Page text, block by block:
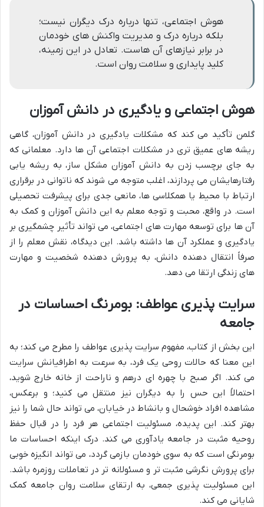
هوش اجتماعی، تنها درباره درک دیگران نیست؛
بلکه درباره درک و مدیریت واکنش های خودمان
در برابر نیازهای آن هاست. تعادل در این زمینه،
کلید پایداری و سلامت روان است.
هوش اجتماعی و یادگیری در دانش آموزان
گلمن تأکید می کند که مشکلات یادگیری در دانش آموزان، گاهی
ریشه های عمیق تری در مشکلات اجتماعی آن ها دارد. معلمانی که
به جای برچسب زدن به دانش آموزان مشکل ساز، به ریشه یابی
رفتارهایشان می پردازند، اغلب متوجه می شوند که ناتوانی در برقراری
ارتباط با محیط یا همکلاسی ها، مانعی جدی برای پیشرفت تحصیلی
است. در واقع، محبت و توجه معلم به این دانش آموزان و کمک به
آن ها برای توسعه مهارت های اجتماعی، می تواند تأثیر چشمگیری بر
یادگیری و عملکرد آن ها داشته باشد. این دیدگاه، نقش معلم را از
صرفاً انتقال دهنده دانش، به پرورش دهنده شخصیت و مهارت
های زندگی ارتقا می دهد.
سرایت پذیری عواطف: بومرنگ احساسات در
جامعه
این بخش از کتاب، مفهوم سرایت پذیری عواطف را مطرح می کند؛ به
این معنا که حالات روحی یک فرد، به سرعت به اطرافیانش سرایت
می کند. اگر صبح با چهره ای درهم و ناراحت از خانه خارج شوید،
احتمالاً این حس را به دیگران نیز منتقل می کنید؛ و برعکس،
مشاهده افراد خوشحال و بانشاط در خیابان، می تواند حال شما را نیز
بهتر کند. این پدیده، مسئولیت اجتماعی هر فرد را در قبال حفظ
روحیه مثبت در جامعه یادآوری می کند. درک اینکه احساسات ما
بومرنگی است که به سوی خودمان بازمی گردد، می تواند انگیزه خوبی
برای پرورش نگرشی مثبت تر و مسئولانه تر در تعاملات روزمره باشد.
این مسئولیت پذیری جمعی، به ارتقای سلامت روان جامعه کمک
شایانی می کند.